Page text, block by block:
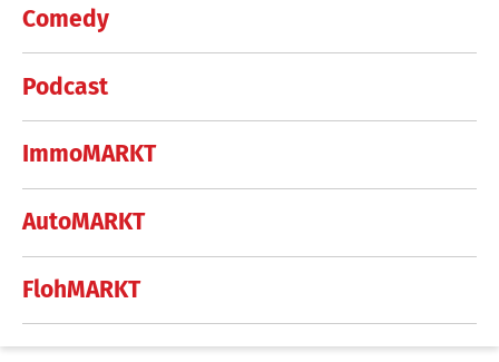
Comedy
Podcast
ImmoMARKT
AutoMARKT
FlohMARKT